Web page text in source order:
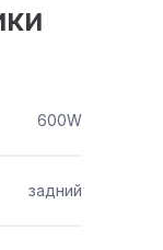
600W
задний